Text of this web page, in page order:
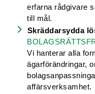
erfarna rådgivare
till mål.
Skräddarsydda
Vi hanterar alla
ägarförändringar,
affärsverksamhet.